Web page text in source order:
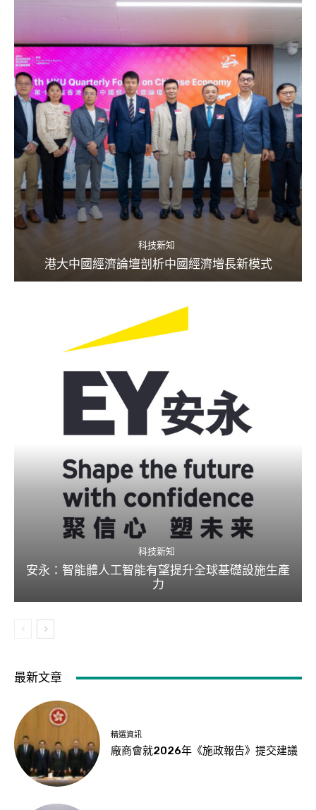
科技新知
港大中國經濟論壇剖析中國經濟增長新模式
科技新知
安永：智能體人工智能有望提升全球基礎設施生產
力
最新文章
精選資訊
廠商會就2026年《施政報告》提交建議